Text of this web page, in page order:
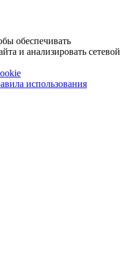
обеспечивать
и анализировать сетевой
использования